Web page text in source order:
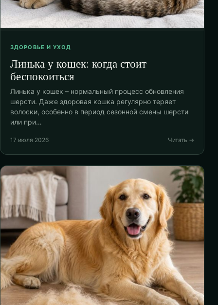
ЗДОРОВЬЕ И УХОД
Линька у кошек: когда стоит
беспокоиться
Линька у кошек – нормальный процесс обновления
шерсти. Даже здоровая кошка регулярно теряет
волоски, особенно в период сезонной смены шерсти
или при…
17 июля 2026 Читать →